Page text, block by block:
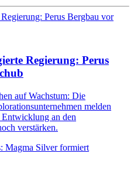
Regierung: Perus
auf Wachstum: Die
melden
an den
verstärken.